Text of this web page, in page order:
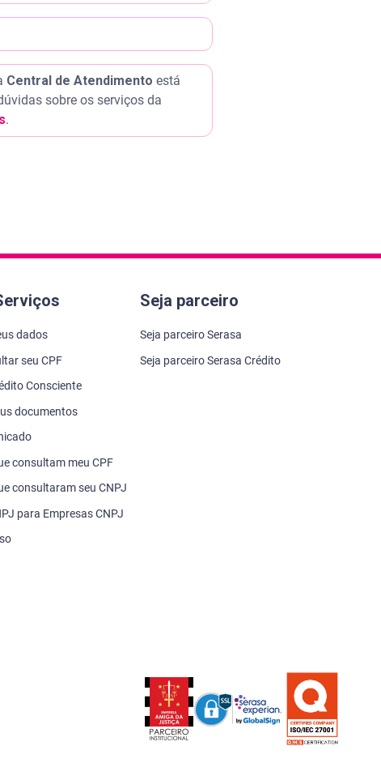
Central de Atendimento está
sobre os serviços da
.
dados
seu CPF
Consciente
documentos
consultam meu CPF
consultaram seu CNPJ
para Empresas CNPJ
Seja parceiro
Seja parceiro Serasa
Seja parceiro Serasa Crédito